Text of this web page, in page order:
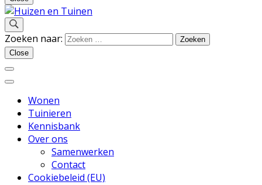
Huizen en Tuinen
Inspiratie voor wonen en tuinieren
Zoeken naar:
Close
Wonen
Tuinieren
Kennisbank
Over ons
Samenwerken
Contact
Cookiebeleid (EU)